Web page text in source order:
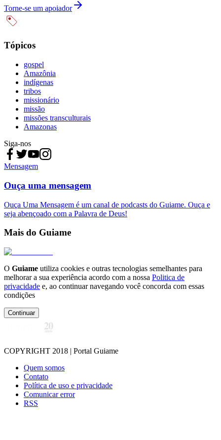
Torne-se um apoiador
Tópicos
gospel
Amazônia
indígenas
tribos
missionário
missão
missões transculturais
Amazonas
Siga-nos
Mensagem
Ouça uma mensagem
Ouça Uma Mensagem é um canal de podcasts do Guiame. Ouça e
seja abençoado com a Palavra de Deus!
Mais do Guiame
O Guiame utiliza cookies e outras tecnologias semelhantes para
melhorar a sua experiência acordo com a nossa Politica de
privacidade e, ao continuar navegando você concorda com essas
condições
Continuar
COPYRIGHT 2018 | Portal Guiame
Quem somos
Contato
Política de uso e privacidade
Comunicar error
RSS